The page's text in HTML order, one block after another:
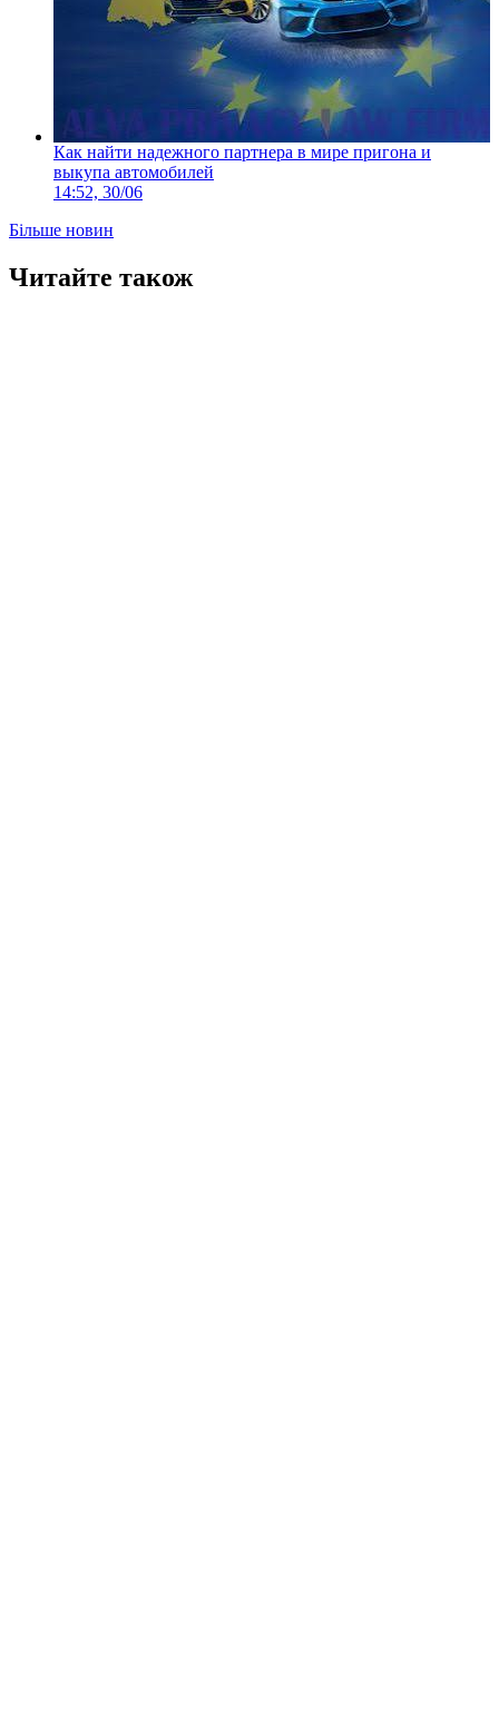
Как найти надежного партнера в мире пригона и
выкупа автомобилей
14:52, 30/06
Більше новин
Читайте також